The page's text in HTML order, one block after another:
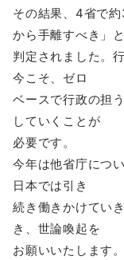
その結果、4省で
から手離すべき」と
判定されました。
今こそ、ゼロ
ベースで行政の担
していくことが
必要です。
今年は他省庁につ
日本では引き
続き働きかけてい
き、世論喚起を
お願いいたします。